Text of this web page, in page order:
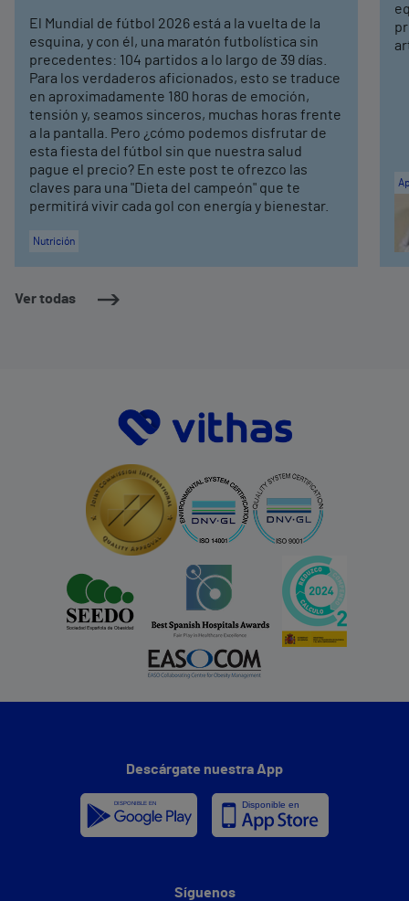
Ver todas
El Mundial de fútbol 2026 está a la vuelta de la
esquina, y con él, una maratón futbolística sin
precedentes: 104 partidos a lo largo de 39 días.
Para los verdaderos aficionados, esto se traduce
en aproximadamente 180 horas de emoción,
tensión y, seamos sinceros, muchas horas frente
a la pantalla. Pero ¿cómo podemos disfrutar de
esta fiesta del fútbol sin que nuestra salud
pague el precio? En este post te ofrezco las
claves para una "Dieta del campeón" que te
permitirá vivir cada gol con energía y bienestar.
Nutrición
Descárgate nuestra App
Síguenos